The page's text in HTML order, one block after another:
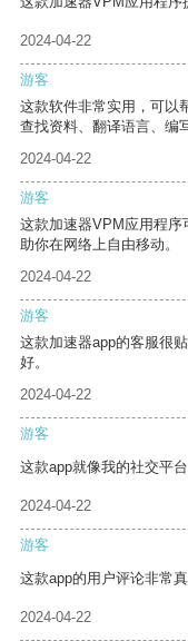
2024-04-22
游客
这款软件非常实用，可以
查找资料、翻译语言、编
2024-04-22
游客
这款加速器VPM应用程
助你在网络上自由移动。
2024-04-22
游客
这款加速器app的客服很
好。
2024-04-22
游客
这款app就像我的社交平
2024-04-22
游客
这款app的用户评论非常
2024-04-22